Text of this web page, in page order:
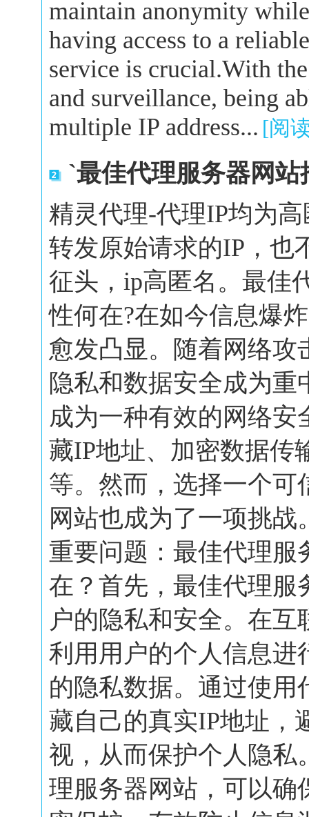
maintain anonymity
having access to a
service is crucial.With
and surveillance, being
multiple IP address... [阅
`最佳代理服务器网
精灵代理-代理IP均为
转发原始请求的IP，也
征头，ip高匿名。最佳
性何在?在如今信息爆
愈发凸显。随着网络攻
隐私和数据安全成为
成为一种有效的网络
藏IP地址、加密数据传
等。然而，选择一个可
网站也成为了一项挑
重要问题：最佳代理服
在？首先，最佳代理服
户的隐私和安全。在
利用用户的个人信息进
的隐私数据。通过使
藏自己的真实IP地址，
视，从而保护个人隐私
理服务器网站，可以确